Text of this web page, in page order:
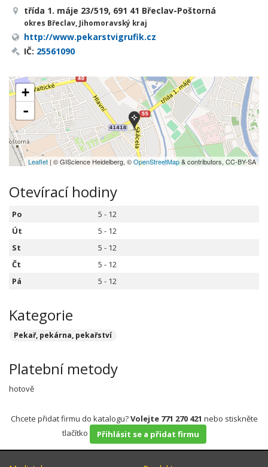
třída 1. máje 23/519, 691 41 Břeclav-Poštorná
okres Břeclav, Jihomoravský kraj
http://www.pekarstvigrufik.cz
IČ: 25561090
+
-
Leaflet | © GIScience Heidelberg, ©OpenStreetMap& contributors, CC-BY-SA
Otevírací hodiny
Po
5 - 12
Út
5 - 12
St
5 - 12
Čt
5 - 12
Pá
5 - 12
Kategorie
Pekař, pekárna, pekařství
Platební metody
hotově
Chcete přidat firmu do katalogu?Volejte 771 270 421 nebo stiskněte
tlačítko
Přihlásit se a přidat firmu